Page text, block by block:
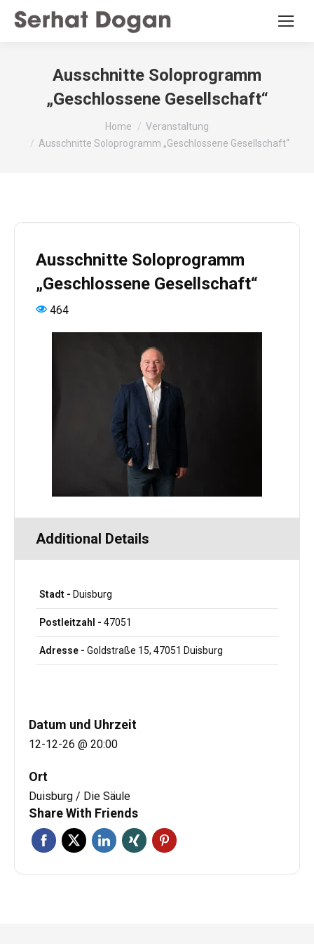
Ausschnitte Soloprogramm
„Geschlossene Gesellschaft“
Home
Veranstaltung
Ausschnitte Soloprogramm „Geschlossene Gesellschaft“
Ausschnitte Soloprogramm
„Geschlossene Gesellschaft“
464
Additional Details
Stadt - Duisburg
Postleitzahl - 47051
Adresse - Goldstraße 15, 47051 Duisburg
Datum und Uhrzeit
12-12-26 @ 20:00
Ort
Duisburg / Die Säule
Share With Friends